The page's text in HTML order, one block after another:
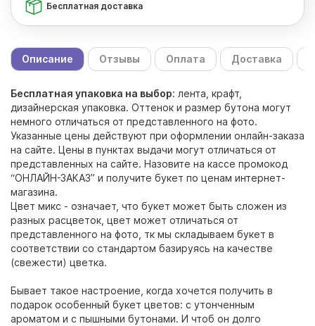
Бесплатная доставка
Описание Отзывы Оплата Доставка
Бесплатная упаковка на выбор: лента, крафт,
дизайнерская упаковка. Оттенок и размер бутона могут
немного отличаться от представленного на фото.
Указанные цены действуют при оформлении онлайн-заказа
на сайте. Цены в пунктах выдачи могут отличаться от
представленных на сайте. Назовите на кассе промокод
“ОНЛАЙН-ЗАКАЗ” и получите букет по ценам интернет-
магазина.
Цвет микс - означает, что букет может быть сложен из
разных расцветок, цвет может отличаться от
представленного на фото, тк мы складываем букет в
соответствии со стандартом базируясь на качестве
(свежести) цветка.
Бывает такое настроение, когда хочется получить в
подарок особенный букет цветов: с утонченным
ароматом и с пышными бутонами. И чтоб он долго